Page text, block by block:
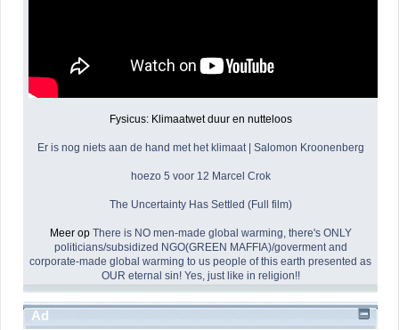
Fysicus: Klimaatwet duur en nutteloos
Er is nog niets aan de hand met het klimaat | Salomon Kroonenberg
hoezo 5 voor 12 Marcel Crok
The Uncertainty Has Settled (Full film)
Meer op There is NO men-made global warming, there's ONLY
politicians/subsidized NGO(GREEN MAFFIA)/goverment and
corporate-made global warming to us people of this earth presented as
OUR eternal sin! Yes, just like in religion!!
Ad